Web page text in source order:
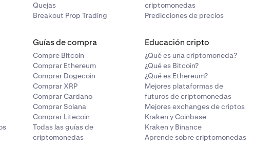
Quejas
Breakout Prop Trading
criptomonedas
Predicciones de precios
Guías de compra
Compre Bitcoin
Comprar Ethereum
Comprar Dogecoin
Comprar XRP
Comprar Cardano
Comprar Solana
Comprar Litecoin
Todas las guías de
criptomonedas
Educación cripto
¿Qué es una criptomoneda?
¿Qué es Bitcoin?
¿Qué es Ethereum?
Mejores plataformas de
futuros de criptomonedas
Mejores exchanges de criptos
Kraken y Coinbase
Kraken y Binance
Aprende sobre criptomonedas